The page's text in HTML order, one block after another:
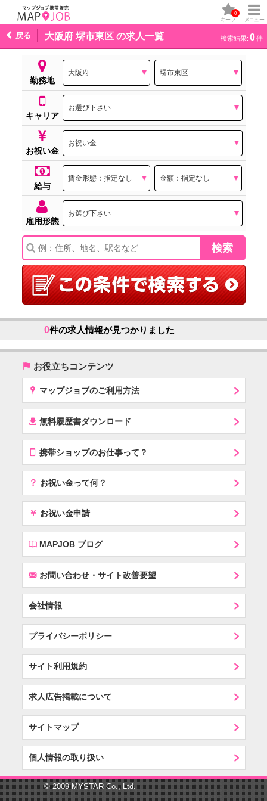
メニュー
キープ
0
大阪府 堺市東区 の求人一覧
戻る 検索結果: 0件
勤務地
キャリア
お祝い金
給与
雇用形態
0件の求人情報が見つかりました
( お役立ちコンテンツ
x マップジョブのご利用方法
í 無料履歴書ダウンロード
T 携帯ショップのお仕事って？
？ お祝い金って何？
￥ お祝い金申請
EMAPJOB ブログ
Fお問い合わせ・サイト改善要望
会社情報
プライバシーポリシー
サイト利用規約
求人広告掲載について
サイトマップ
個人情報の取り扱い
© 2009 MYSTAR Co., Ltd.